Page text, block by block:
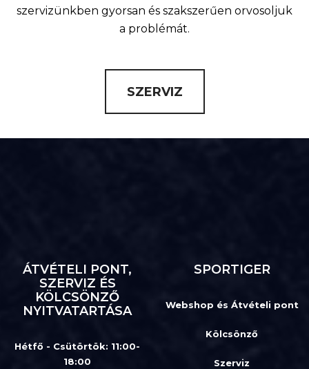
szervizünkben gyorsan és szakszerűen orvosoljuk
a problémát.
SZERVIZ
ÁTVÉTELI PONT,
SZERVIZ ÉS
KÖLCSÖNZŐ
NYITVATARTÁSA
Hétfő - Csütörtök: 11:00-
18:00
SPORTIGER
Webshop és Átvételi pont
Kölcsönző
Szerviz